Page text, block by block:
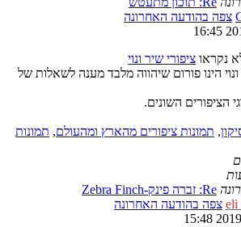
צפה בהודעה האחרונה
ציפורי שיר ונוי
ונוי הינו פורום שיהווה מלבד מענה לשאלות של
הציפורים השונים.
, תמונות ציפורים מהארץ ומהעולם, תמונות
Re: זברה פינק-Zebra Finch
צפה בהודעה האחרונה